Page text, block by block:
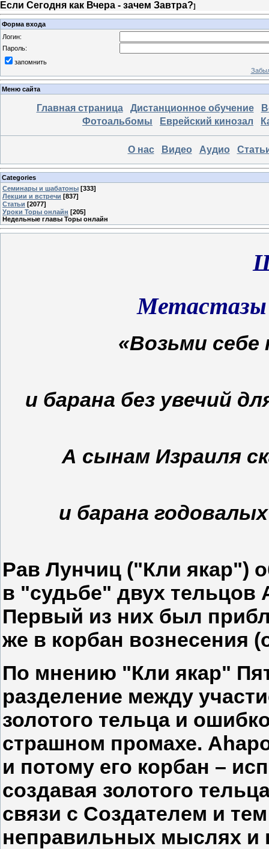
Если Сегодня как Вчера - зачем Завтра?]
Форма входа
Логин:
Пароль:
запомнить
Меню сайта
Главная страница Дистанционное обучение
Фотоальбомы
Еврейский кинозал
О нас Видео Аудио
Categories
Семинары и шабатоны [333]
Лекции и встречи [837]
Статьи [2077]
Уроки Торы онлайн [205]
Недельные главы Торы онлайн
Метастазы
«Возьми
и барана без увечий
А сынам Израиля
и барана
Рав Лунчиц ("Кли якар")
в "судьбе" двух
Первый из них был
же в корбан вознесения
По мнению "Кли якар"
разделение между
золотого тельца и
страшном промахе.
и потому его корбан –
создавая золотого
связи с Создателем и
неправильных мыслях и